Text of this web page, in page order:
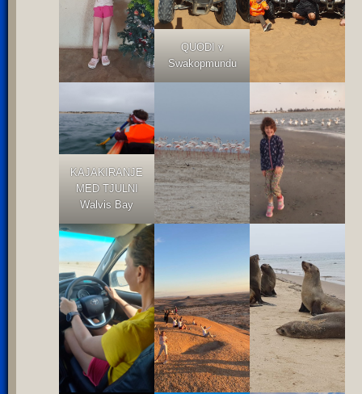
QUODI v
Swakopmundu
KAJAKIRANJE
MED TJULNI
Walvis Bay